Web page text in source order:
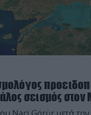
σεισμός
Naci Görür μετά τον